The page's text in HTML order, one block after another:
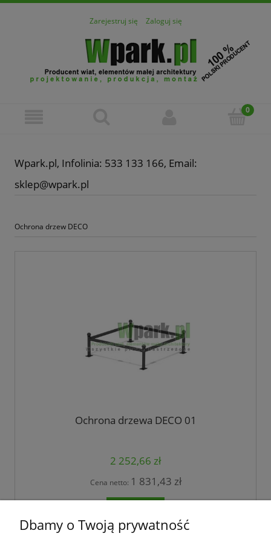
Zarejestruj się Zaloguj się
Wpark.pl, Infolinia: 533 133 166, Email:
sklep@wpark.pl
Ochrona drzew DECO
Ochrona drzewa DECO 01
2 252,66 zł
Cena netto: 1 831,43 zł
Dbamy o Twoją prywatność